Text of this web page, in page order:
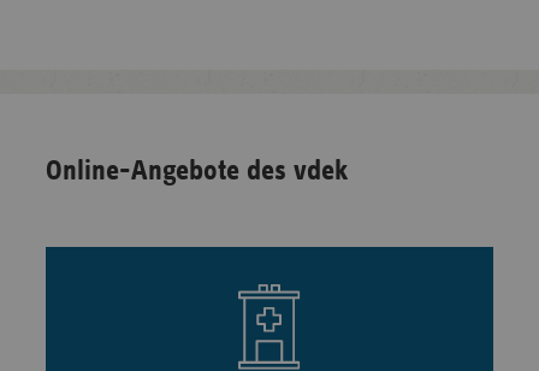
Online-Angebote des vdek